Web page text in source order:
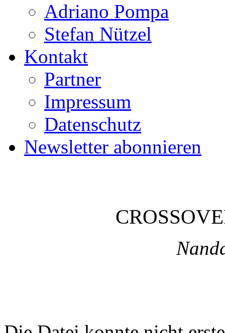
Adriano Pompa
Stefan Nützel
Kontakt
Partner
Impressum
Datenschutz
Newsletter abonnieren